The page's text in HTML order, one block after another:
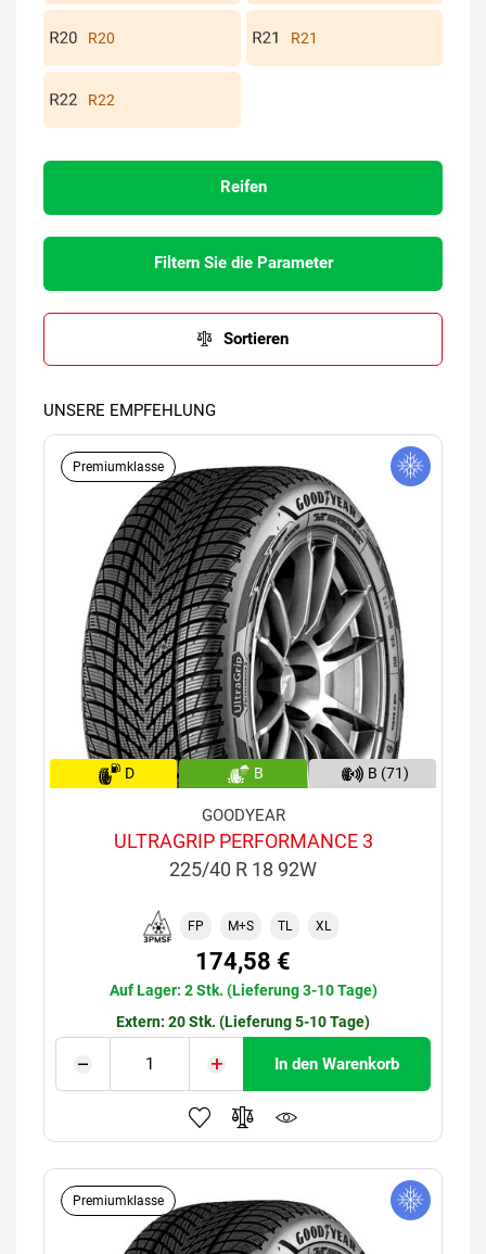
R20 R21
R22
Reifen
Filtern Sie die Parameter
Sortieren
UNSERE EMPFEHLUNG
Premiumklasse
D B B (71)
GOODYEAR
ULTRAGRIP PERFORMANCE 3
225/40 R 18 92W
FP M+S TL XL
174,58 €
Auf Lager: 2 Stk. (Lieferung 3-10 Tage)
Extern: 20 Stk. (Lieferung 5-10 Tage)
In den Warenkorb
Premiumklasse